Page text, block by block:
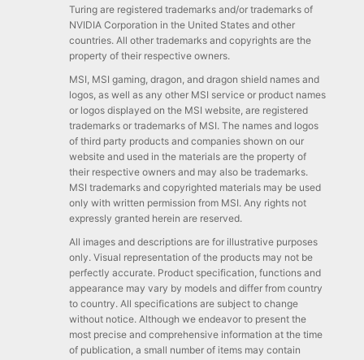
Turing are registered trademarks and/or trademarks of
NVIDIA Corporation in the United States and other
countries. All other trademarks and copyrights are the
property of their respective owners.
MSI, MSI gaming, dragon, and dragon shield names and
logos, as well as any other MSI service or product names
or logos displayed on the MSI website, are registered
trademarks or trademarks of MSI. The names and logos
of third party products and companies shown on our
website and used in the materials are the property of
their respective owners and may also be trademarks.
MSI trademarks and copyrighted materials may be used
only with written permission from MSI. Any rights not
expressly granted herein are reserved.
All images and descriptions are for illustrative purposes
only. Visual representation of the products may not be
perfectly accurate. Product specification, functions and
appearance may vary by models and differ from country
to country. All specifications are subject to change
without notice. Although we endeavor to present the
most precise and comprehensive information at the time
of publication, a small number of items may contain